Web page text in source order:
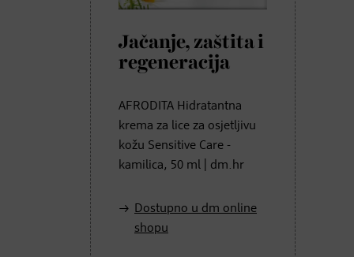
Jačanje, zaštita i
regeneracija
AFRODITA Hidratantna
krema za lice za osjetljivu
kožu Sensitive Care -
kamilica, 50 ml | dm.hr
Dostupno u dm online
shopu